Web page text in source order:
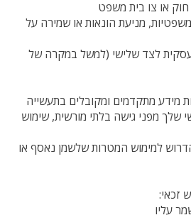
או צו בית משפט
מניעת הונאות או שמירה על
לצד שלישי (למשל במקרה של
מידע מתקדמים ומקובלים בתעשייה
מפני גישה בלתי מורשית, שימוש
למימוש המטרות שלשמן נאסף או
זכאי:
עליו